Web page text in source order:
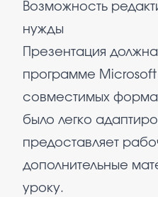
Возможность
нужды
Презентация
программе Microsoft
совместимых
было легко
предоставляет
дополнительные
уроку.